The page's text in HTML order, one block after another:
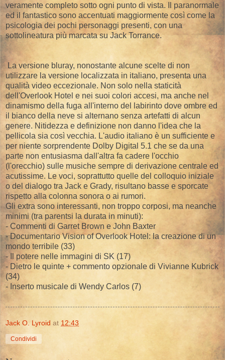
veramente completo sotto ogni punto di vista. Il paranormale
ed il fantastico sono accentuati maggiormente così come la
psicologia dei pochi personaggi presenti, con una
sottolineatura più marcata su Jack Torrance.
La versione bluray, nonostante alcune scelte di non
utilizzare la versione localizzata in italiano, presenta una
qualità video eccezionale. Non solo nella staticità
dell'Overlook Hotel e nei suoi colori accesi, ma anche nel
dinamismo della fuga all'interno del labirinto dove ombre ed
il bianco della neve si alternano senza artefatti di alcun
genere. Nitidezza e definizione non danno l'idea che la
pellicola sia così vecchia. L'audio italiano è un sufficiente e
per niente sorprendente Dolby Digital 5.1 che se da una
parte non entusiasma dall'altra fa cadere l'occhio
(l'orecchio) sulle musiche sempre di derivazione centrale ed
acutissime. Le voci, soprattutto quelle del colloquio iniziale
o del dialogo tra Jack e Grady, risultano basse e sporcate
rispetto alla colonna sonora o ai rumori.
Gli extra sono interessanti, non troppo corposi, ma neanche
minimi (tra parentsi la durata in minuti):
- Commenti di Garret Brown e John Baxter
- Documentario Vision of Overlook Hotel: la creazione di un
mondo terribile (33)
- Il potere nelle immagini di SK (17)
- Dietro le quinte + commento opzionale di Vivianne Kubrick
(34)
- Inserto musicale di Wendy Carlos (7)
Jack O. Lyroid at 12:43
Condividi